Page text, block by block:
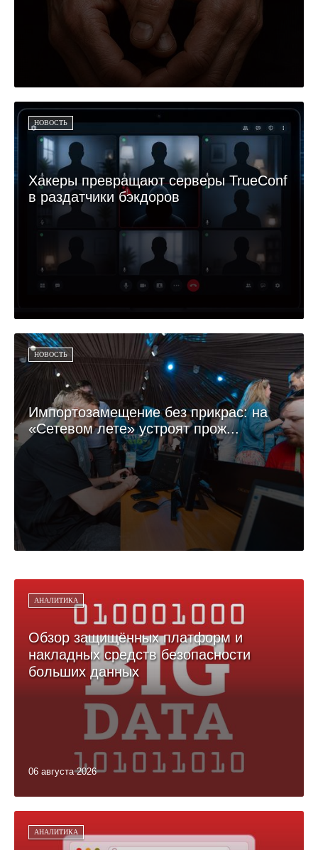
НОВОСТЬ
Хакеры превращают серверы TrueConf
в раздатчики бэкдоров
НОВОСТЬ
Импортозамещение без прикрас: на
«Сетевом лете» устроят прож...
АНАЛИТИКА
Обзор защищённых платформ и
накладных средств безопасности
больших данных
06 августа 2026
АНАЛИТИКА